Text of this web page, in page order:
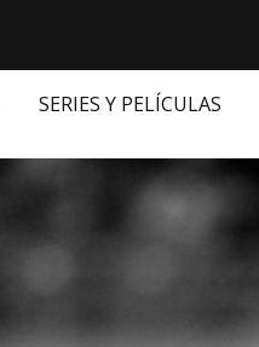
SERIES Y PELÍCULAS